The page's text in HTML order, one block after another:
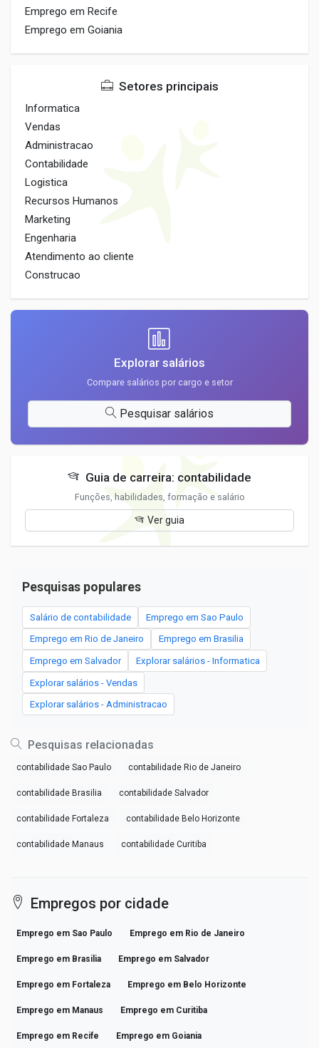
Emprego em Recife
Emprego em Goiania
Setores principais
Informatica
Vendas
Administracao
Contabilidade
Logistica
Recursos Humanos
Marketing
Engenharia
Atendimento ao cliente
Construcao
Explorar salários
Compare salários por cargo e setor
Pesquisar salários
Guia de carreira: contabilidade
Funções, habilidades, formação e salário
Ver guia
Pesquisas populares
Salário de contabilidade Emprego em Sao Paulo
Emprego em Rio de Janeiro Emprego em Brasilia
Emprego em Salvador Explorar salários - Informatica
Explorar salários - Vendas
Explorar salários - Administracao
Pesquisas relacionadas
contabilidade Sao Paulo contabilidade Rio de Janeiro
contabilidade Brasilia contabilidade Salvador
contabilidade Fortaleza contabilidade Belo Horizonte
contabilidade Manaus contabilidade Curitiba
Empregos por cidade
Emprego em Sao Paulo Emprego em Rio de Janeiro
Emprego em Brasilia Emprego em Salvador
Emprego em Fortaleza Emprego em Belo Horizonte
Emprego em Manaus Emprego em Curitiba
Emprego em Recife Emprego em Goiania